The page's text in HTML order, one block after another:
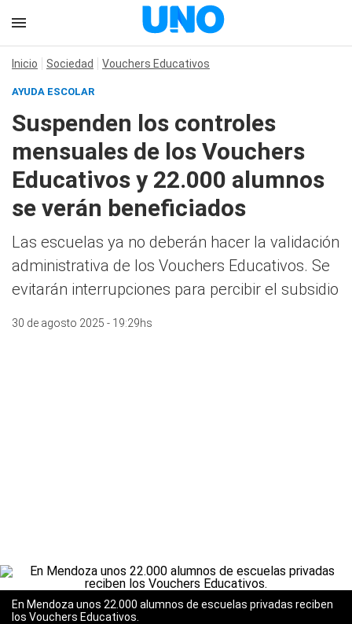
Inicio Sociedad Vouchers Educativos
AYUDA ESCOLAR
Suspenden los controles
mensuales de los Vouchers
Educativos y 22.000 alumnos
se verán beneficiados
Las escuelas ya no deberán hacer la validación
administrativa de los Vouchers Educativos. Se
evitarán interrupciones para percibir el subsidio
30 de agosto 2025 - 19:29hs
En Mendoza unos 22.000 alumnos de escuelas privadas reciben
los Vouchers Educativos.